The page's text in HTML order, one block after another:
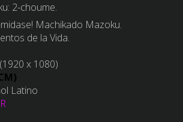
2-choume.
Machikado Mazoku.
de la Vida.
x 1080)
Latino